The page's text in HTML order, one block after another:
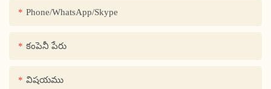
Phone/WhatsApp/Skype
కంపెనీ పేరు
విషయము